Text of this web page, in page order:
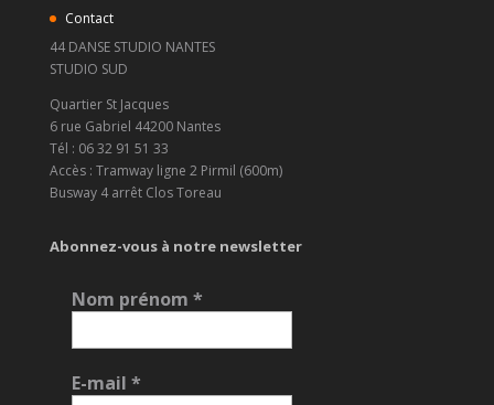
Contact
44 DANSE STUDIO NANTES
STUDIO SUD
Quartier St Jacques
6 rue Gabriel 44200 Nantes
Tél : 06 32 91 51 33
Accès : Tramway ligne 2 Pirmil (600m)
Busway 4 arrêt Clos Toreau
Abonnez-vous à notre newsletter
Nom prénom *
E-mail *